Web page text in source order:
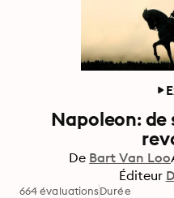
Napoleon: de
De Bart Van Loo
Éditeur
664 évaluationsDurée